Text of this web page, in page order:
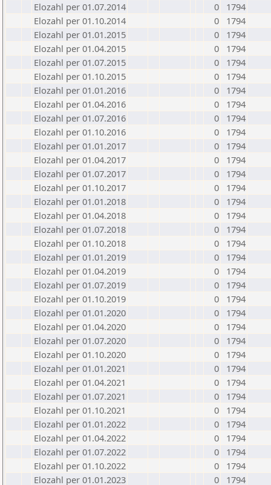
Elozahl per 01.07.2014
0
1794
Elozahl per 01.10.2014
0
1794
Elozahl per 01.01.2015
0
1794
Elozahl per 01.04.2015
0
1794
Elozahl per 01.07.2015
0
1794
Elozahl per 01.10.2015
0
1794
Elozahl per 01.01.2016
0
1794
Elozahl per 01.04.2016
0
1794
Elozahl per 01.07.2016
0
1794
Elozahl per 01.10.2016
0
1794
Elozahl per 01.01.2017
0
1794
Elozahl per 01.04.2017
0
1794
Elozahl per 01.07.2017
0
1794
Elozahl per 01.10.2017
0
1794
Elozahl per 01.01.2018
0
1794
Elozahl per 01.04.2018
0
1794
Elozahl per 01.07.2018
0
1794
Elozahl per 01.10.2018
0
1794
Elozahl per 01.01.2019
0
1794
Elozahl per 01.04.2019
0
1794
Elozahl per 01.07.2019
0
1794
Elozahl per 01.10.2019
0
1794
Elozahl per 01.01.2020
0
1794
Elozahl per 01.04.2020
0
1794
Elozahl per 01.07.2020
0
1794
Elozahl per 01.10.2020
0
1794
Elozahl per 01.01.2021
0
1794
Elozahl per 01.04.2021
0
1794
Elozahl per 01.07.2021
0
1794
Elozahl per 01.10.2021
0
1794
Elozahl per 01.01.2022
0
1794
Elozahl per 01.04.2022
0
1794
Elozahl per 01.07.2022
0
1794
Elozahl per 01.10.2022
0
1794
Elozahl per 01.01.2023
0
1794